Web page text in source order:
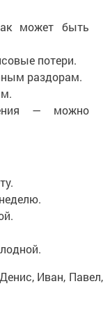
может быть
потери.
раздорам.
— можно
Иван, Павел,